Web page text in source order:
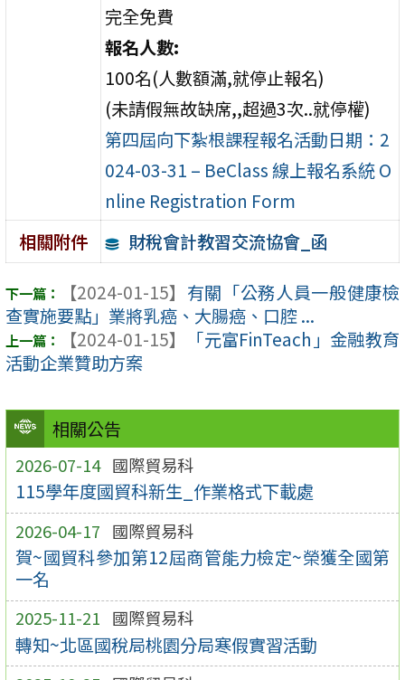
相關公告
2026-07-14 國際貿易科
115學年度國貿科新生_作業格式下載處
2026-04-17 國際貿易科
賀~國貿科參加第12屆商管能力檢定~榮獲全國第
一名
2025-11-21 國際貿易科
轉知~北區國稅局桃園分局寒假實習活動
完全免費
報名人數:
100名(人數額滿,就停止報名)
(未請假無故缺席,,超過3次..就停權)
第四屆向下紮根課程報名活動日期：2
024-03-31 – BeClass 線上報名系統 O
nline Registration Form
相關附件
財稅會計教習交流協會_函
【2024-01-15】 有關「公務人員一般健康檢
查實施要點」業將乳癌、大腸癌、口腔 ...
【2024-01-15】
「元富FinTeach」金融教育
活動企業贊助方案